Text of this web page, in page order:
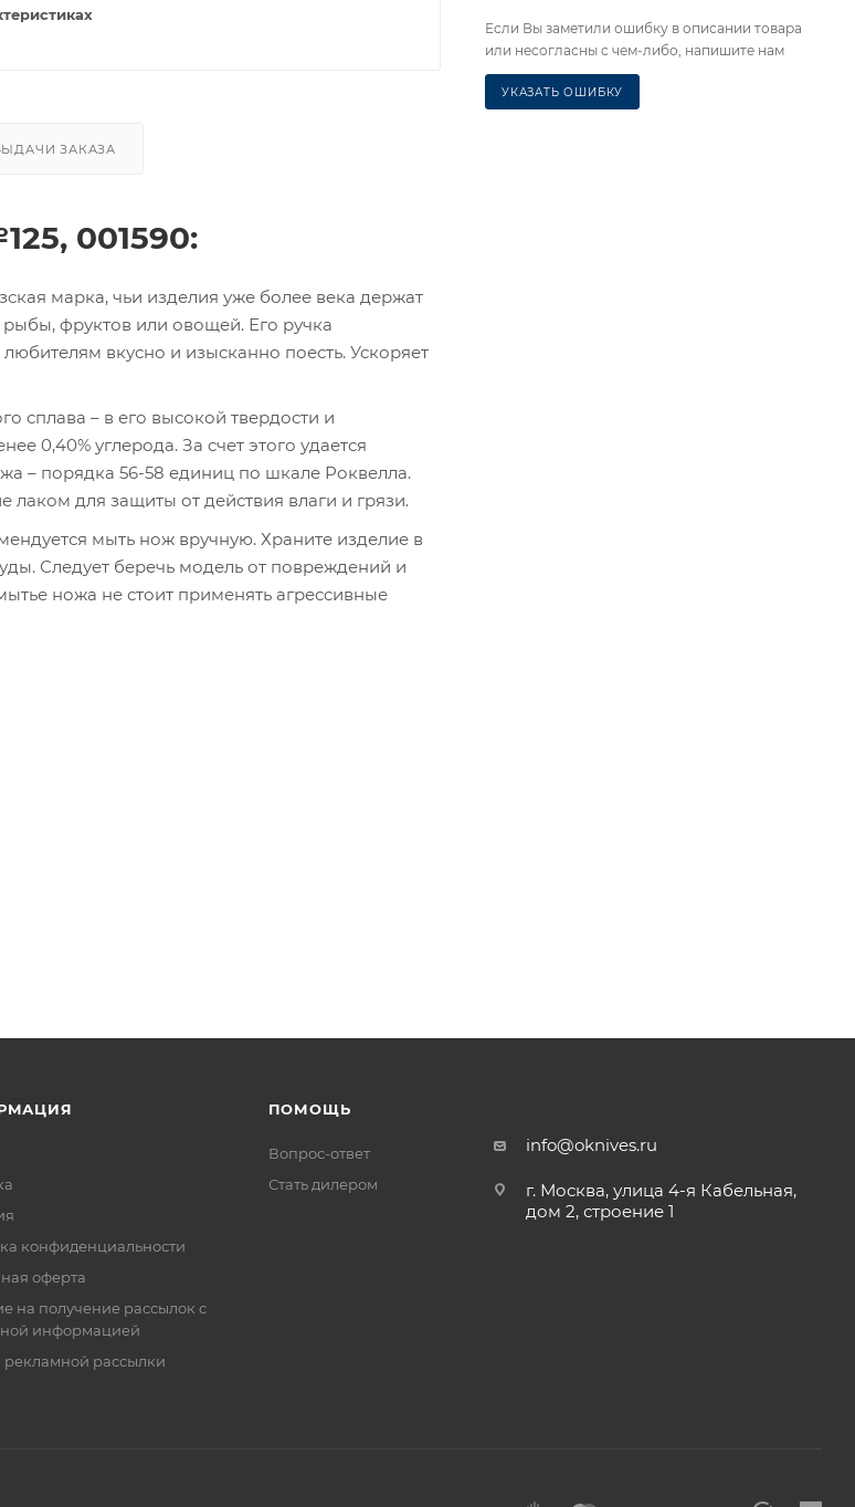
ЗАКАЗА
001590:
марка, чьи изделия уже более века держат
фруктов или овощей. Его ручка
вкусно и изысканно поесть. Ускоряет
сплава – в его высокой твердости и
0,40% углерода. За счет этого удается
– порядка 56-58 единиц по шкале Роквелла.
для защиты от действия влаги и грязи.
мыть нож вручную. Храните изделие в
Следует беречь модель от повреждений и
ножа не стоит применять агрессивные
Если Вы заметили ошибку в описании товара
или несогласны с чем-либо, напишите нам
УКАЗАТЬ ОШИБКУ
конфиденциальности
оферта
на получение рассылок с
информацией
рассылки
ПОМОЩЬ
Вопрос-ответ
Стать дилером
info@oknives.ru
г. Москва, улица 4-я Кабельная,
дом 2, строение 1